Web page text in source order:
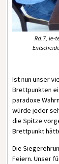
Rd.7, le-
Ist nun unser
Brettpunkten
paradoxe
würde jeder
die Spitze
Brettpunkt
Die
Feiern. Unser